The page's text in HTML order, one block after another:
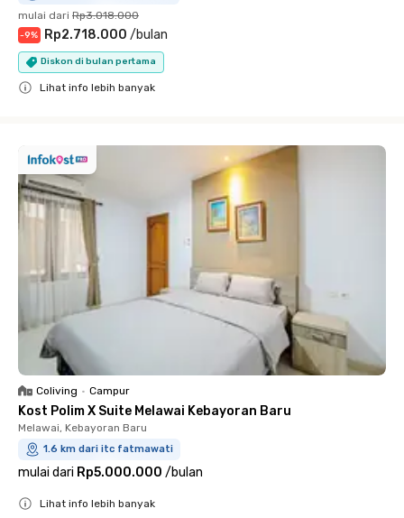
mulai dari Rp3.018.000
-9% Rp2.718.000 /bulan
Diskon di bulan pertama
Lihat info lebih banyak
Coliving • Campur
Kost Polim X Suite Melawai Kebayoran Baru
Melawai, Kebayoran Baru
1.6 km dari itc fatmawati
mulai dari Rp5.000.000 /bulan
Lihat info lebih banyak